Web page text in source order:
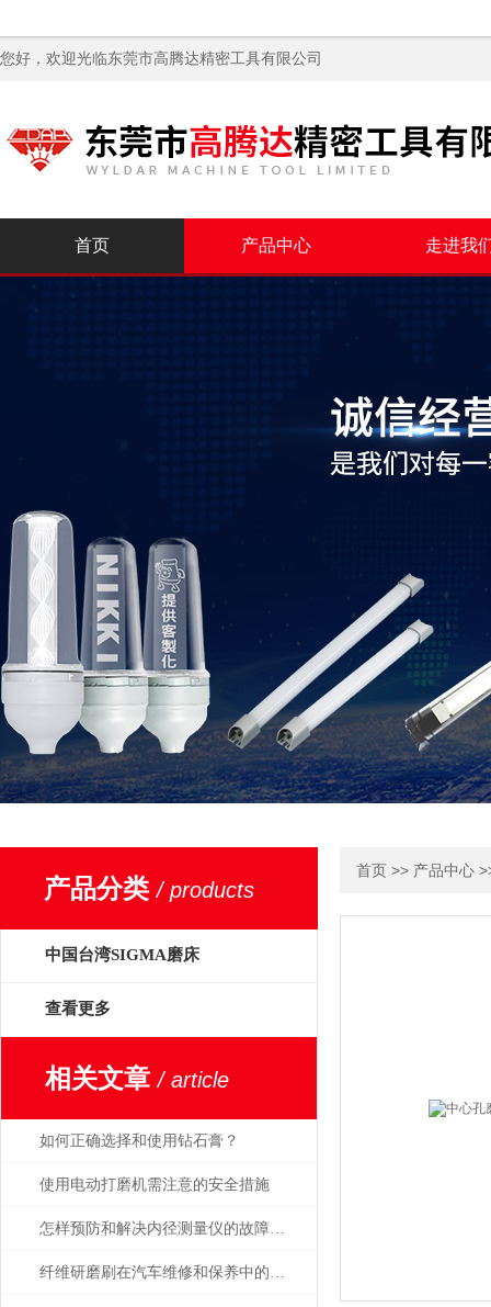
您好，欢迎光临东莞市高腾达精密工具有限公司
首页 产品中心 走进我
产品分类/ products
中国台湾SIGMA磨床
查看更多
相关文章/ article
如何正确选择和使用钻石膏？
使用电动打磨机需注意的安全措施
怎样预防和解决内径测量仪的故障问题？
纤维研磨刷在汽车维修和保养中的应用
首页 >> 产品中心